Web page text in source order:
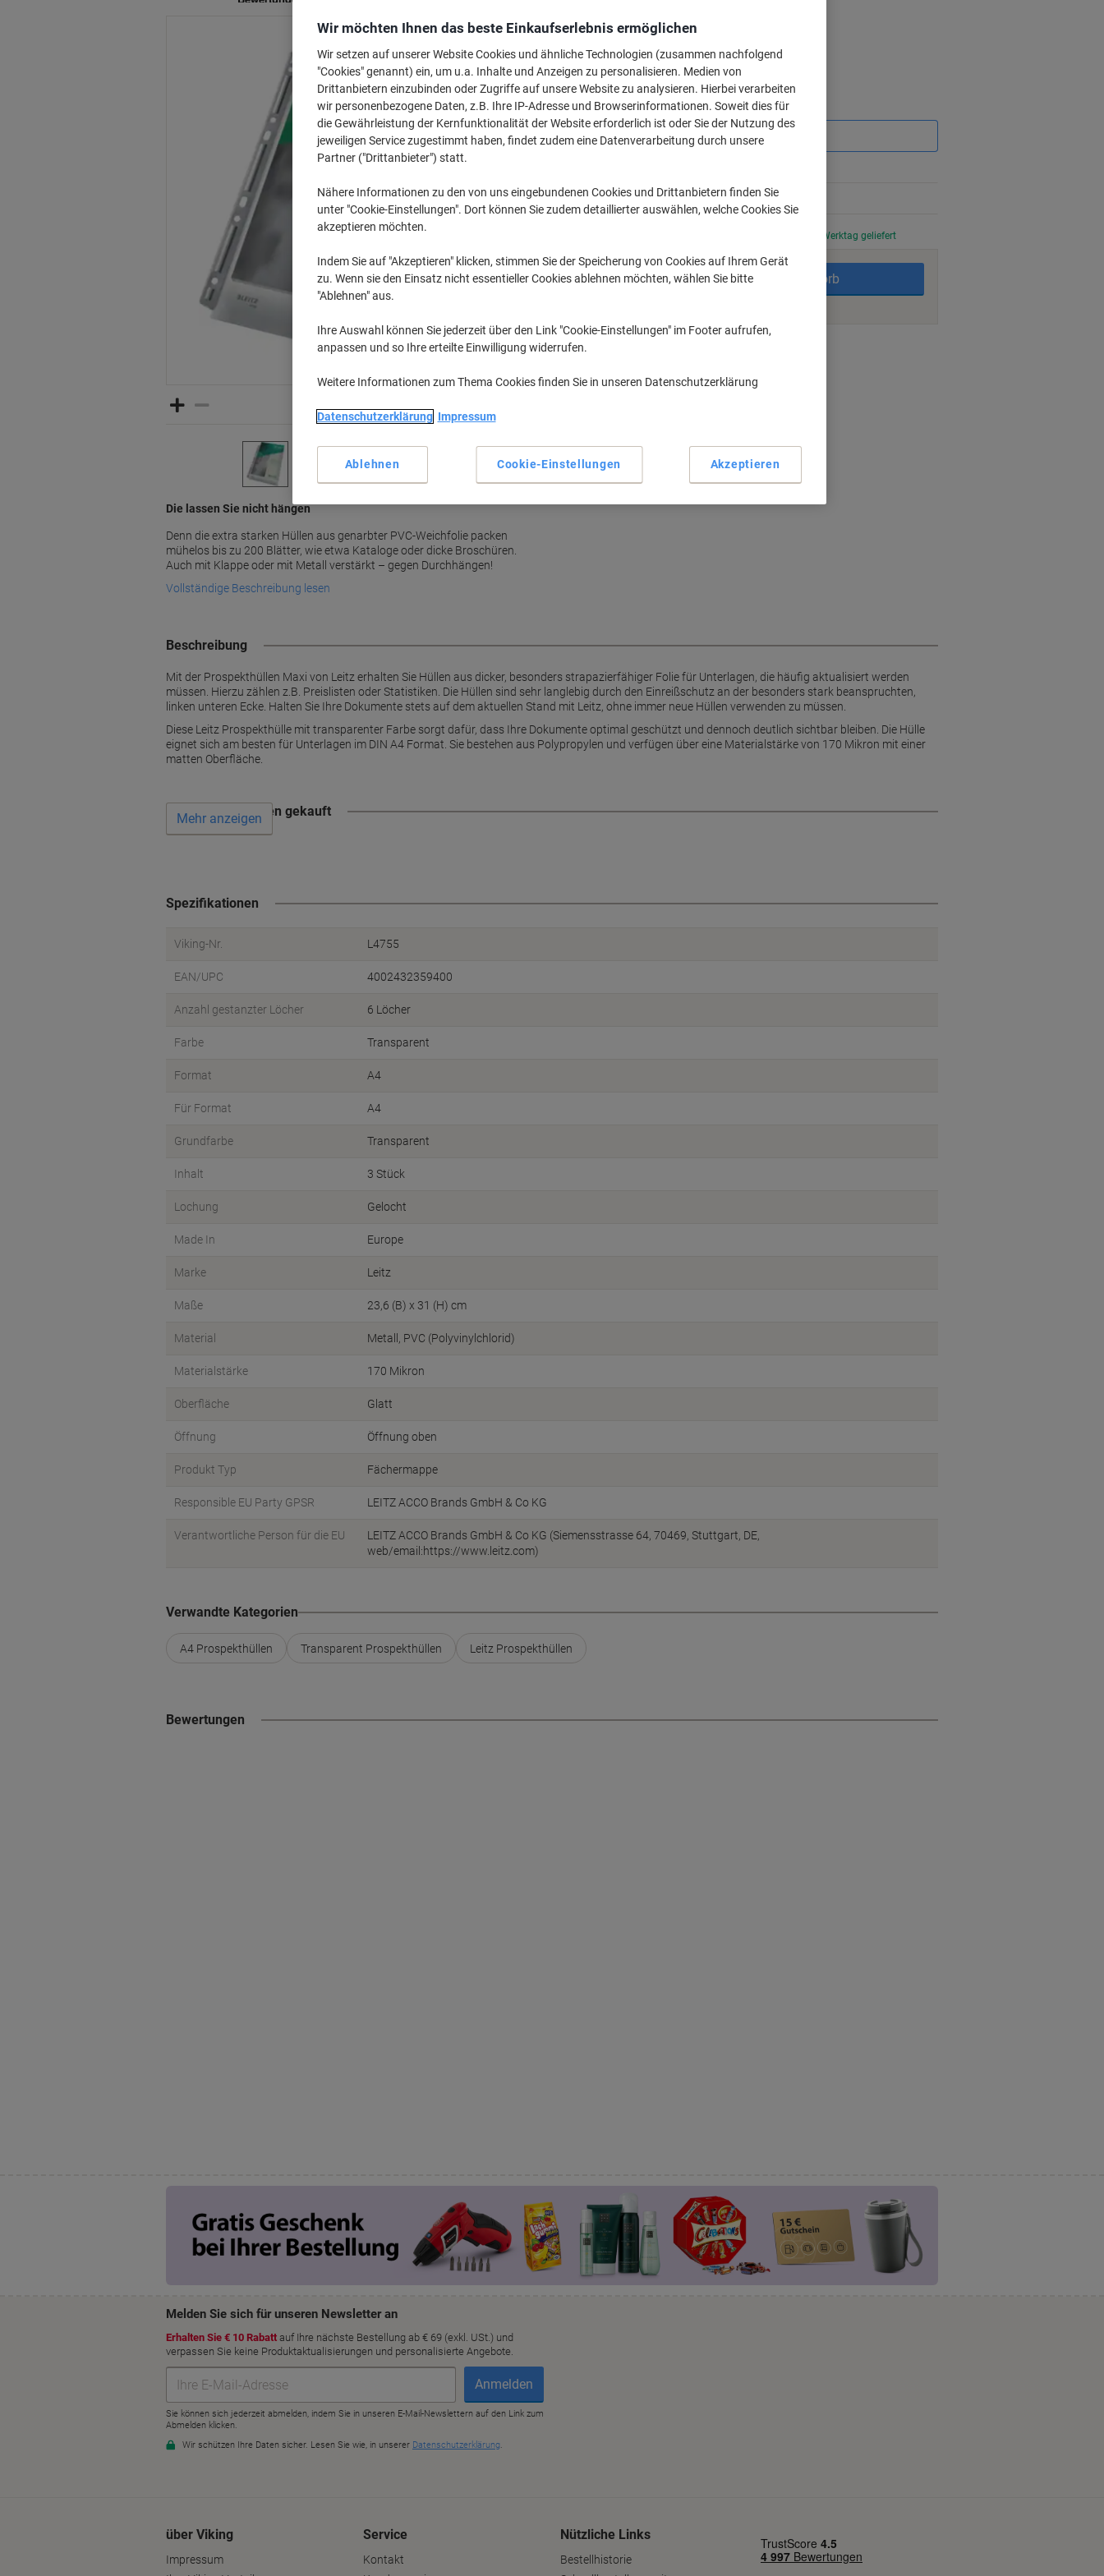
Die lassen Sie nicht hängen
Denn die extra starken Hüllen aus genarbter PVC-Weichfolie packen
mühelos bis zu 200 Blätter, wie etwa Kataloge oder dicke Broschüren.
Auch mit Klappe oder mit Metall verstärkt – gegen Durchhängen!
Vollständige Beschreibung lesen
Mehr Kaufen, Mehr Sparen
€ 13,99 pro Pack
Menge exkl. USt
1-2 Pack € 15,49
5+ Pack € 13,99 -9%
Vor 15:00 Uhr bestellt, am nächsten Werktag geliefert
Menge
In den Warenkorb
Lieferinformationen
Beschreibung
Mit der Prospekthüllen Maxi von Leitz erhalten Sie Hüllen aus dicker, besonders strapazierfähiger Folie für Unterlagen, die häufig aktualisiert werden
müssen. Hierzu zählen z.B. Preislisten oder Statistiken. Die Hüllen sind sehr langlebig durch den Einreißschutz an der besonders stark beanspruchten,
linken unteren Ecke. Halten Sie Ihre Dokumente stets auf dem aktuellen Stand mit Leitz, ohne immer neue Hüllen verwenden zu müssen.
Diese Leitz Prospekthülle mit transparenter Farbe sorgt dafür, dass Ihre Dokumente optimal geschützt und dennoch deutlich sichtbar bleiben. Die Hülle
eignet sich am besten für Unterlagen im DIN A4 Format. Sie bestehen aus Polypropylen und verfügen über eine Materialstärke von 170 Mikron mit einer
matten Oberfläche.
Wird oft zusammen gekauft
Mehr anzeigen
Spezifikationen
Viking-Nr. L4755
EAN/UPC 4002432359400
Anzahl gestanzter Löcher 6 Löcher
Farbe Transparent
Format A4
Für Format A4
Grundfarbe Transparent
Inhalt 3 Stück
Lochung Gelocht
Made In Europe
Marke Leitz
Maße 23,6 (B) x 31 (H) cm
Material Metall, PVC (Polyvinylchlorid)
Materialstärke 170 Mikron
Oberfläche Glatt
Öffnung Öffnung oben
Produkt Typ Fächermappe
Responsible EU Party GPSR LEITZ ACCO Brands GmbH & Co KG
Verantwortliche Person für die EU
LEITZ ACCO Brands GmbH & Co KG (Siemensstrasse 64, 70469, Stuttgart, DE,
web/email:https://www.leitz.com)
Verwandte Kategorien
A4 Prospekthüllen Transparent Prospekthüllen Leitz Prospekthüllen
Bewertungen
über Viking
Impressum
Service
Kontakt
Nützliche Links
Bestellhistorie
Wir möchten Ihnen das beste Einkaufserlebnis ermöglichen
Wir setzen auf unserer Website Cookies und ähnliche Technologien (zusammen nachfolgend
"Cookies" genannt) ein, um u.a. Inhalte und Anzeigen zu personalisieren. Medien von
Drittanbietern einzubinden oder Zugriffe auf unsere Website zu analysieren. Hierbei verarbeiten
wir personenbezogene Daten, z.B. Ihre IP-Adresse und Browserinformationen. Soweit dies für
die Gewährleistung der Kernfunktionalität der Website erforderlich ist oder Sie der Nutzung des
jeweiligen Service zugestimmt haben, findet zudem eine Datenverarbeitung durch unsere
Partner ("Drittanbieter") statt.
Nähere Informationen zu den von uns eingebundenen Cookies und Drittanbietern finden Sie
unter "Cookie-Einstellungen". Dort können Sie zudem detaillierter auswählen, welche Cookies Sie
akzeptieren möchten.
Indem Sie auf "Akzeptieren" klicken, stimmen Sie der Speicherung von Cookies auf Ihrem Gerät
zu. Wenn sie den Einsatz nicht essentieller Cookies ablehnen möchten, wählen Sie bitte
"Ablehnen" aus.
Ihre Auswahl können Sie jederzeit über den Link "Cookie-Einstellungen" im Footer aufrufen,
anpassen und so Ihre erteilte Einwilligung widerrufen.
Weitere Informationen zum Thema Cookies finden Sie in unseren Datenschutzerklärung
Datenschutzerklärung Impressum
Cookie-Einstellungen
Ablehnen Akzeptieren